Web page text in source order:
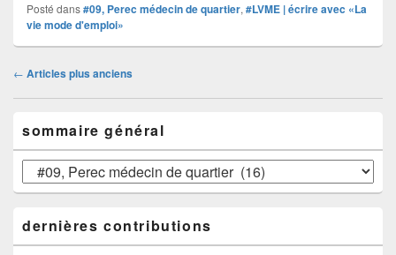
Posté dans#09, Perec médecin de quartier, #LVME | écrire avec «La
vie mode d'emploi»
Navigation
articles
← Articles plus anciens
principale
de
widget
pour
la
latérale
sommaire général
sommaire
général
dernières contributions